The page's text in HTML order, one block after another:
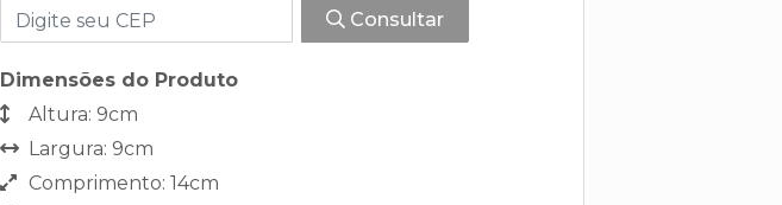
Consultar
Dimensões do Produto
Altura: 9cm
Largura: 9cm
Comprimento: 14cm